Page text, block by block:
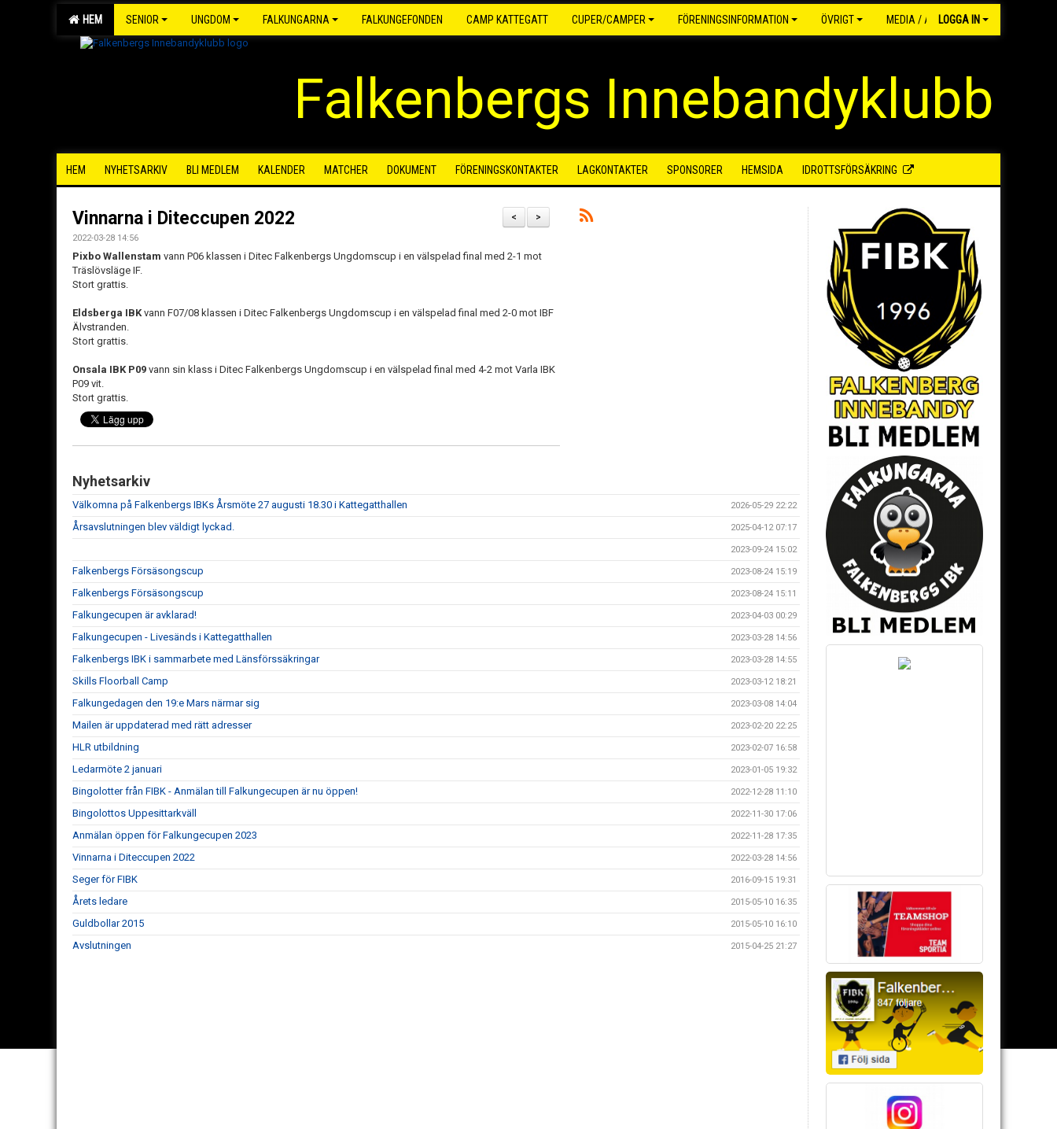
HEM SENIOR UNGDOM FALKUNGARNA FALKUNGEFONDEN CAMP KATTEGATT CUPER/CAMPER FÖRENINGSINFORMATION ÖVRIGT MEDIA / ARKIVLOGGA IN
Falkenbergs Innebandyklubb
HEM NYHETSARKIV BLI MEDLEM KALENDER MATCHER DOKUMENT FÖRENINGSKONTAKTER LAGKONTAKTER SPONSORER HEMSIDA IDROTTSFÖRSÄKRING
>
<
Vinnarna i Diteccupen 2022
2022-03-28 14:56
Pixbo Wallenstam vann P06 klassen i Ditec Falkenbergs Ungdomscup i en välspelad final med 2-1 mot
Träslövsläge IF.
Stort grattis.
Eldsberga IBKvann F07/08 klassen i Ditec Falkenbergs Ungdomscup i en välspelad final med 2-0 mot IBF
Älvstranden.
Stort grattis.
Onsala IBK P09 vann sin klass i Ditec Falkenbergs Ungdomscup i en välspelad final med 4-2 mot Varla IBK
P09 vit.
Stort grattis.
Nyhetsarkiv
Välkomna på Falkenbergs IBKs Årsmöte 27 augusti 18.30 i Kattegatthallen 2026-05-29 22:22
Årsavslutningen blev väldigt lyckad. 2025-04-12 07:17
2023-09-24 15:02
Falkenbergs Försäsongscup 2023-08-24 15:19
Falkenbergs Försäsongscup 2023-08-24 15:11
Falkungecupen är avklarad! 2023-04-03 00:29
Falkungecupen - Livesänds i Kattegatthallen 2023-03-28 14:56
Falkenbergs IBK i sammarbete med Länsförssäkringar 2023-03-28 14:55
Skills Floorball Camp 2023-03-12 18:21
Falkungedagen den 19:e Mars närmar sig 2023-03-08 14:04
Mailen är uppdaterad med rätt adresser 2023-02-20 22:25
HLR utbildning 2023-02-07 16:58
Ledarmöte 2 januari 2023-01-05 19:32
Bingolotter från FIBK - Anmälan till Falkungecupen är nu öppen! 2022-12-28 11:10
Bingolottos Uppesittarkväll 2022-11-30 17:06
Anmälan öppen för Falkungecupen 2023 2022-11-28 17:35
Vinnarna i Diteccupen 2022 2022-03-28 14:56
Seger för FIBK 2016-09-15 19:31
Årets ledare 2015-05-10 16:35
Guldbollar 2015 2015-05-10 16:10
Avslutningen 2015-04-25 21:27